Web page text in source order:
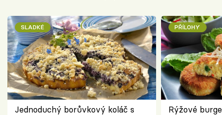
SLADKÉ
Jednoduchý borůvkový koláč s
PŘÍLOHY
Rýžové